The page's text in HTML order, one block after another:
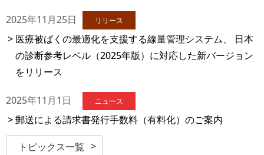
2025年11月25日 リリース
医療被ばくの最適化を支援する線量管理システム、 日本
の診断参考レベル（2025年版）に対応した新バージョン
をリリース
2025年11月1日 ニュース
郵送による請求書発行手数料（有料化）のご案内
トピックス一覧